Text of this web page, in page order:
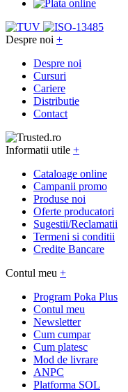
Despre noi +
Despre noi
Cursuri
Cariere
Distributie
Contact
Informatii utile +
Cataloage online
Campanii promo
Produse noi
Oferte producatori
Sugestii/Reclamatii
Termeni si conditii
Credite Bancare
Contul meu +
Program Poka Plus
Contul meu
Newsletter
Cum cumpar
Cum platesc
Mod de livrare
ANPC
Platforma SOL